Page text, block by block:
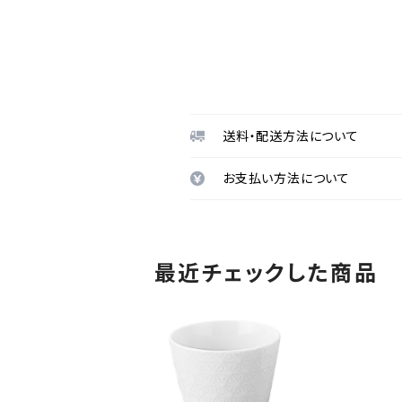
送料・配送方法について
お支払い方法について
最近チェックした商品